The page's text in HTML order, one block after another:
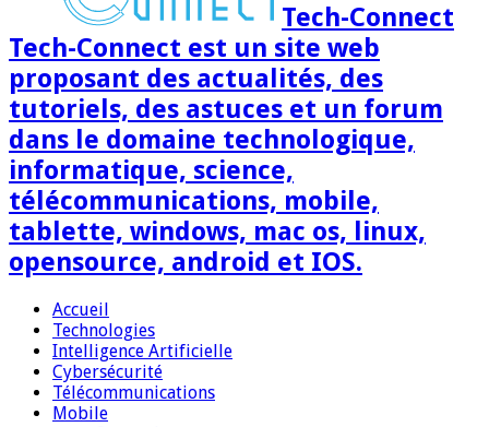
Tech-Connect
Tech-Connect est un site web
proposant des actualités, des
tutoriels, des astuces et un forum
dans le domaine technologique,
informatique, science,
télécommunications, mobile,
tablette, windows, mac os, linux,
opensource, android et IOS.
Accueil
Technologies
Intelligence Artificielle
Cybersécurité
Télécommunications
Mobile